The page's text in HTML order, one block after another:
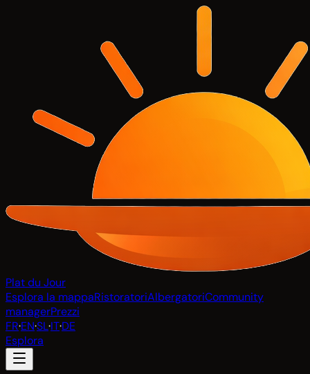
Plat du Jour
Esplora la mappaRistoratoriAlbergatoriCommunity
managerPrezzi
FR·EN·SL·IT·DE
Esplora